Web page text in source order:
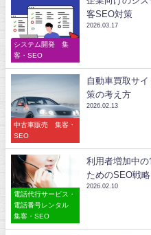
システム開発 集
客・SEO
客SEO対策
2026.03.17
中古車販売 集客・
SEO
自動車買取サ
策の考え方
2026.02.13
電話代行サービス・
電話番号レンタル
集客・SEO
利用者増加中
ためのSEO戦略
2026.02.10